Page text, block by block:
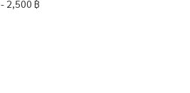
2,500 ฿